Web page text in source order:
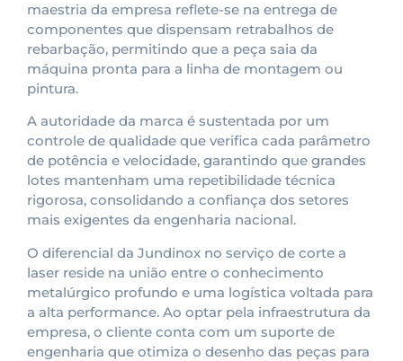
maestria da empresa reflete-se na entrega de
componentes que dispensam retrabalhos de
rebarbação, permitindo que a peça saia da
máquina pronta para a linha de montagem ou
pintura.
A autoridade da marca é sustentada por um
controle de qualidade que verifica cada parâmetro
de potência e velocidade, garantindo que grandes
lotes mantenham uma repetibilidade técnica
rigorosa, consolidando a confiança dos setores
mais exigentes da engenharia nacional.
O diferencial da Jundinox no serviço de corte a
laser reside na união entre o conhecimento
metalúrgico profundo e uma logística voltada para
a alta performance. Ao optar pela infraestrutura da
empresa, o cliente conta com um suporte de
engenharia que otimiza o desenho das peças para